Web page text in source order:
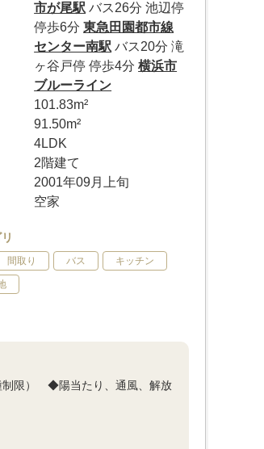
市が尾駅 バス26分 池辺停
停歩6分東急田園都市線
センター南駅 バス20分 滝
ヶ谷戸停 停歩4分横浜市
ブルーライン
101.83m²
91.50m²
4LDK
2階建て
2001年09月上旬
空家
間取り バス キッチン
限） ◆陽当たり、通風、解放